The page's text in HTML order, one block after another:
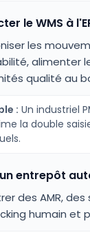
le WMS à
les
alimenter
qualité au
: Un industriel
la double
entrepôt
des AMR,
humain et